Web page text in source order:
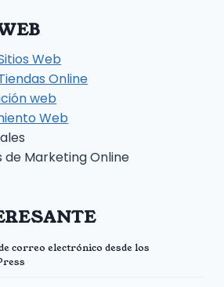
Web
Online
web
Web
de Marketing Online
correo electrónico desde los